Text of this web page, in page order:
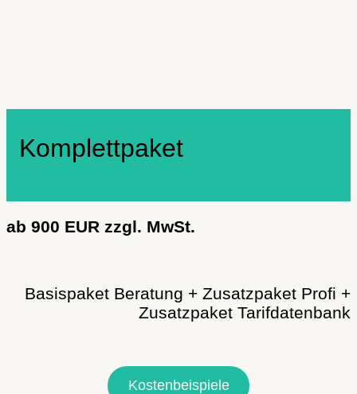
Komplettpaket
ab 900 EUR zzgl. MwSt.
Basispaket Beratung + Zusatzpaket Profi +
Zusatzpaket Tarifdatenbank
Kostenbeispiele